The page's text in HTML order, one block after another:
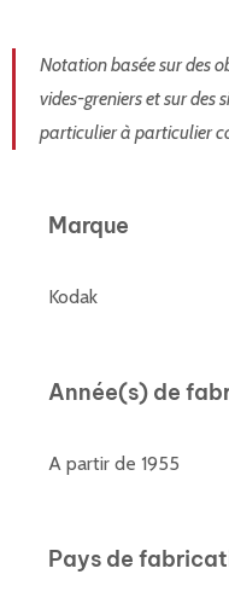
Notation basée sur des
vides-greniers et sur des
particulier à particulier
Marque
Kodak
Année(s) de
A partir de 1955
Pays de